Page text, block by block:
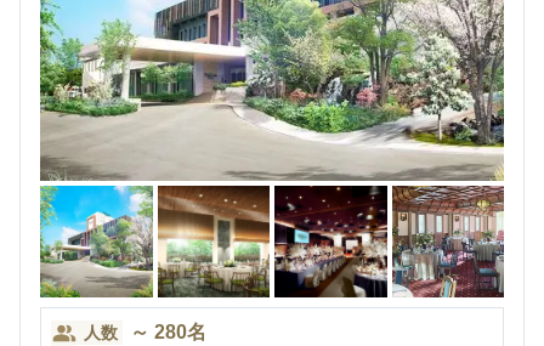
人数 ～ 280名